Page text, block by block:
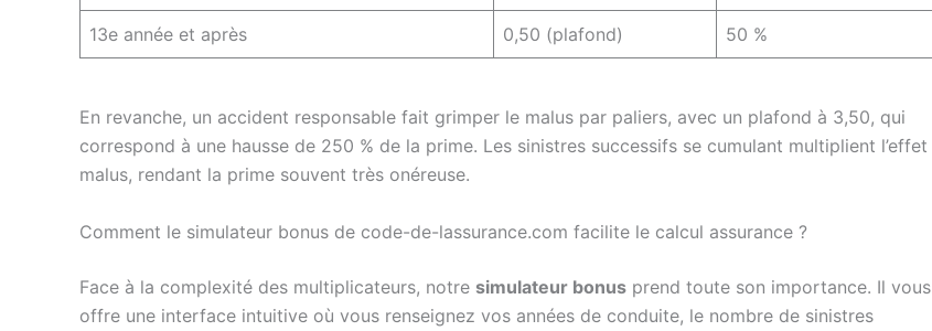
13e année et après 0,50 (plafond) 50 %
En revanche, un accident responsable fait grimper le malus par paliers, avec un plafond à 3,50, qui
correspond à une hausse de 250 % de la prime. Les sinistres successifs se cumulant multiplient l’effet
malus, rendant la prime souvent très onéreuse.
Comment le simulateur bonus de code-de-lassurance.com facilite le calcul assurance ?
Face à la complexité des multiplicateurs, notre simulateur bonus prend toute son importance. Il vous
offre une interface intuitive où vous renseignez vos années de conduite, le nombre de sinistres